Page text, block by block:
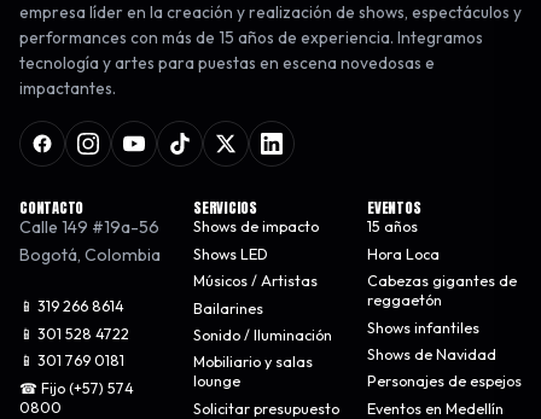
empresa líder en la creación y realización de shows, espectáculos y
performances con más de 15 años de experiencia. Integramos
tecnología y artes para puestas en escena novedosas e
impactantes.
CONTACTO
Calle 149 #19a-56
Bogotá, Colombia
📱 319 266 8614
📱 301 528 4722
📱 301 769 0181
☎ Fijo (+57) 574
0800
SERVICIOS
Shows de impacto
Shows LED
Músicos / Artistas
Bailarines
Sonido / Iluminación
Mobiliario y salas
lounge
Solicitar presupuesto
EVENTOS
15 años
Hora Loca
Cabezas gigantes de
reggaetón
Shows infantiles
Shows de Navidad
Personajes de espejos
Eventos en Medellín